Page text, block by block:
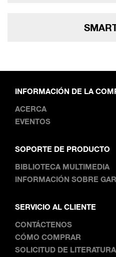
INFORMACIÓN DE LA
ACERCA
EVENTOS
SOPORTE DE PRODUCTO
BIBLIOTECA MULTIMEDIA
INFORMACIÓN SOBRE
SERVICIO AL CLIENTE
CONTÁCTENOS
CÓMO COMPRAR
SOLICITUD DE